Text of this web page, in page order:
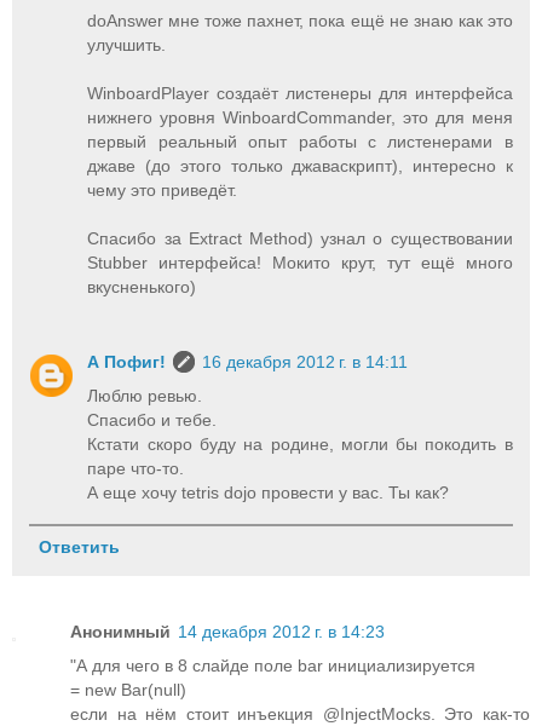
doAnswer мне тоже пахнет, пока ещё не знаю как это
улучшить.
WinboardPlayer создаёт листенеры для интерфейса
нижнего уровня WinboardCommander, это для меня
первый реальный опыт работы с листенерами в
джаве (до этого только джаваскрипт), интересно к
чему это приведёт.
Спасибо за Extract Method) узнал о существовании
Stubber интерфейса! Мокито крут, тут ещё много
вкусненького)
А Пофиг!
16 декабря 2012 г. в 14:11
Люблю ревью.
Спасибо и тебе.
Кстати скоро буду на родине, могли бы покодить в
паре что-то.
А еще хочу tetris dojo провести у вас. Ты как?
Ответить
Анонимный 14 декабря 2012 г. в 14:23
"А для чего в 8 слайде поле bar инициализируется
= new Bar(null)
если на нём стоит инъекция @InjectMocks. Это как-то